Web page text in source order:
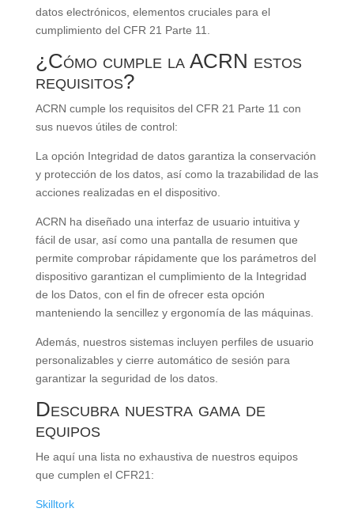
datos electrónicos, elementos cruciales para el
cumplimiento del CFR 21 Parte 11.
¿Cómo cumple la ACRN estos
requisitos?
ACRN cumple los requisitos del CFR 21 Parte 11 con
sus nuevos útiles de control:
La opción Integridad de datos garantiza la conservación
y protección de los datos, así como la trazabilidad de las
acciones realizadas en el dispositivo.
ACRN ha diseñado una interfaz de usuario intuitiva y
fácil de usar, así como una pantalla de resumen que
permite comprobar rápidamente que los parámetros del
dispositivo garantizan el cumplimiento de la Integridad
de los Datos, con el fin de ofrecer esta opción
manteniendo la sencillez y ergonomía de las máquinas.
Además, nuestros sistemas incluyen perfiles de usuario
personalizables y cierre automático de sesión para
garantizar la seguridad de los datos.
Descubra nuestra gama de
equipos
He aquí una lista no exhaustiva de nuestros equipos
que cumplen el CFR21:
Skilltork